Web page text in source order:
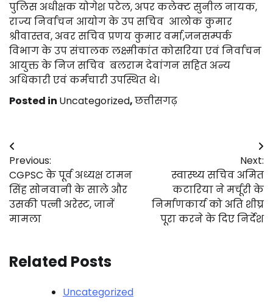
पुलिस अधीक्षक योगेश पटेल, अपर कलेक्ट सुनील नायक,
राज्य निर्वाचन आयोग के उप सचिव आलोक कुमार
श्रीवास्तव, अवर सचिव प्रणय कुमार वर्मा,जनसम्पर्क
विभाग के उप संचालक लक्ष्मीकांत कोसरिया एवं निर्वाचन
आयुक्त के निज सचिव बलराम देवांगन सहित अन्य
अधिकारी एवं कर्मचारी उपस्थित थे।
Posted in Uncategorized,छत्तीसगढ़
Post
navigation
Previous:
CGPSC के पूर्व अध्यक्ष टामन
सिंह सोनवानी के साले और
उसकी पत्नी अरेस्ट, जानें
मामला
Next:
स्वास्थ्य सचिव अमित
कटारिया ने मर्चूरी के
निर्माणकार्य को अति शीघ्र
पूरा करने के दिए निर्देश
Related Posts
Uncategorized